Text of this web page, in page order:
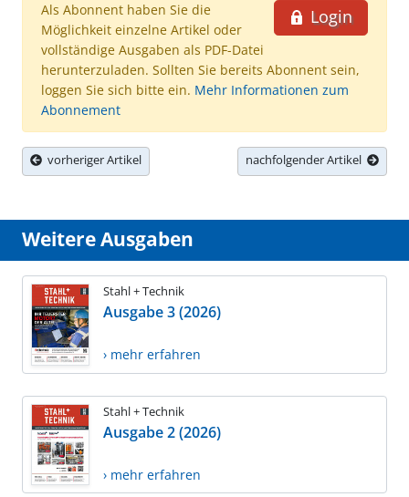
Login
Als Abonnent haben Sie die
Möglichkeit einzelne Artikel oder
vollständige Ausgaben als PDF-Datei
herunterzuladen. Sollten Sie bereits Abonnent sein,
loggen Sie sich bitte ein. Mehr Informationen zum
Abonnement
vorheriger Artikel nachfolgender Artikel
Weitere Ausgaben
Stahl + Technik
Ausgabe 3 (2026)
› mehr erfahren
Stahl + Technik
Ausgabe 2 (2026)
› mehr erfahren